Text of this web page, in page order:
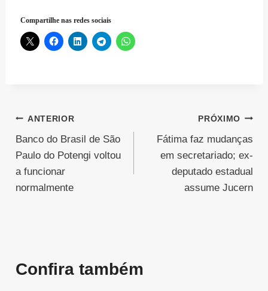
Compartilhe nas redes sociais
Navegação
de
Post
ANTERIOR
Banco do Brasil de São
Paulo do Potengi voltou
a funcionar
normalmente
PRÓXIMO
Fátima faz mudanças
em secretariado; ex-
deputado estadual
assume Jucern
Confira também